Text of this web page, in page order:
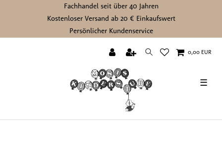
Fachhandel seit über 40 Jahren
Kostenloser Versand ab 20 € Einkaufswert
Persönlicher Kundenservice
0,00 EUR
☰